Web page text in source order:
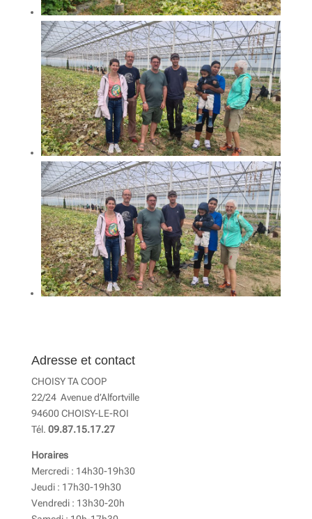
Adresse et contact
CHOISY TA COOP
22/24 Avenue d’Alfortville
94600 CHOISY-LE-ROI
Tél. 09.87.15.17.27
Horaires
Mercredi : 14h30-19h30
Jeudi : 17h30-19h30
Vendredi : 13h30-20h